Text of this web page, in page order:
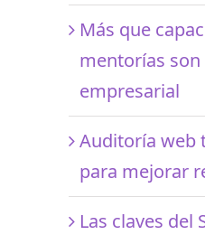
Más que
mentorías son
empresarial
Auditoría web
para mejorar
Las claves del